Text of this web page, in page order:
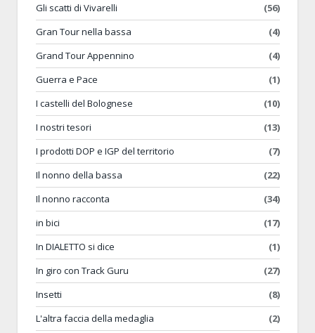
Gli scatti di Vivarelli
(56)
Gran Tour nella bassa
(4)
Grand Tour Appennino
(4)
Guerra e Pace
(1)
I castelli del Bolognese
(10)
I nostri tesori
(13)
I prodotti DOP e IGP del territorio
(7)
Il nonno della bassa
(22)
Il nonno racconta
(34)
in bici
(17)
In DIALETTO si dice
(1)
In giro con Track Guru
(27)
Insetti
(8)
L'altra faccia della medaglia
(2)